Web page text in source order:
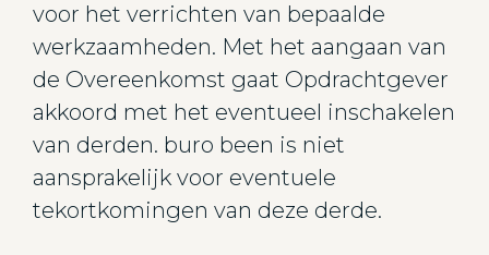
voor het verrichten van bepaalde
werkzaamheden. Met het aangaan van
de Overeenkomst gaat Opdrachtgever
akkoord met het eventueel inschakelen
van derden. buro been is niet
aansprakelijk voor eventuele
tekortkomingen van deze derde.